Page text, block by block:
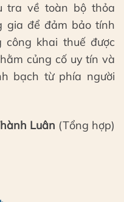
tra về toàn bộ thỏa
gia để đảm bảo tính
công khai thuế được
củng cố uy tín và
bạch từ phía người
Luân (Tổng hợp)